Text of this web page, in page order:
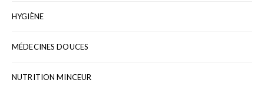
HYGIÈNE
MÉDECINES DOUCES
NUTRITION MINCEUR